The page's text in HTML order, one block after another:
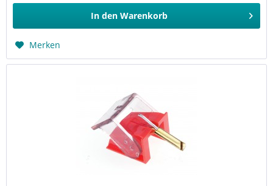
In den Warenkorb
Merken